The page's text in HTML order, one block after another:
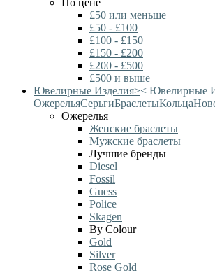
По цене
£50 или меньше
£50 - £100
£100 - £150
£150 - £200
£200 - £500
£500 и выше
Ювелирные Изделия>< Ювелирные
ОжерельяСерьгиБраслетыКольца
Ожерелья
Женские браслеты
Мужские браслеты
Лучшие бренды
Diesel
Fossil
Guess
Police
Skagen
By Colour
Gold
Silver
Rose Gold